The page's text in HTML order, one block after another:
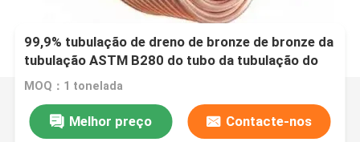
99,9% tubulação de dreno de bronze de bronze da
tubulação ASTM B280 do tubo da tubulação do
cobre de 360mm C1100 C12200
MOQ：1 tonelada
Melhor preço Contacte-nos